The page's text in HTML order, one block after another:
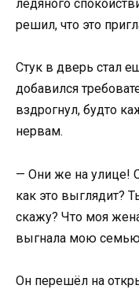
ледяного
решил, что это
Стук в дверь стал
добавился
вздрогнул, будто
нервам.
— Они же на улице!
как это выглядит?
скажу? Что моя
выгнала мою
Он перешёл на